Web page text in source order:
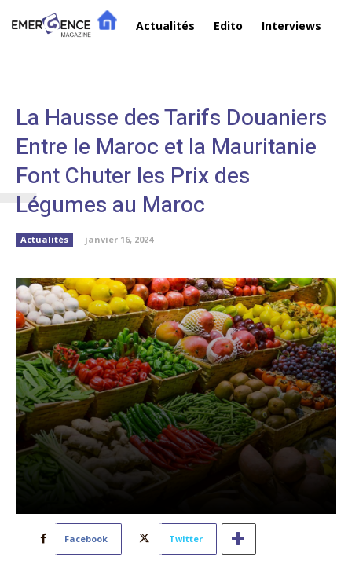
Actualités Edito Interviews
La Hausse des Tarifs Douaniers
Entre le Maroc et la Mauritanie
Font Chuter les Prix des
Légumes au Maroc
Actualités janvier 16, 2024
Facebook Twitter